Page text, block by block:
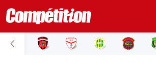
ACCUEIL